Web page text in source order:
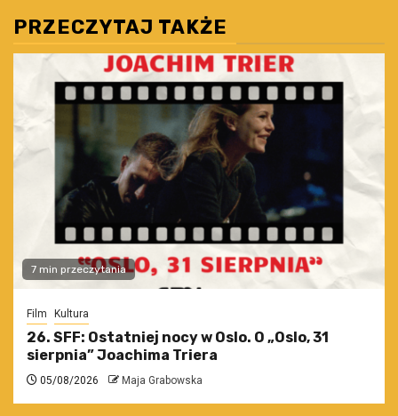
PRZECZYTAJ TAKŻE
7 min przeczytania
Film Kultura
26. SFF: Ostatniej nocy w Oslo. O „Oslo, 31
sierpnia” Joachima Triera
05/08/2026 Maja Grabowska